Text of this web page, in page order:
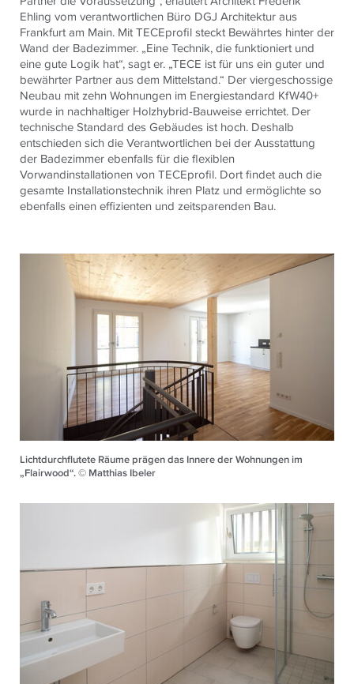
Ehling vom verantwortlichen Büro DGJ Architektur aus
Frankfurt am Main. Mit TECEprofil steckt Bewährtes hinter der
Wand der Badezimmer. „Eine Technik, die funktioniert und
eine gute Logik hat“, sagt er. „TECE ist für uns ein guter und
bewährter Partner aus dem Mittelstand.“ Der viergeschossige
Neubau mit zehn Wohnungen im Energiestandard KfW40+
wurde in nachhaltiger Holzhybrid-Bauweise errichtet. Der
technische Standard des Gebäudes ist hoch. Deshalb
entschieden sich die Verantwortlichen bei der Ausstattung
der Badezimmer ebenfalls für die flexiblen
Vorwandinstallationen von TECEprofil. Dort findet auch die
gesamte Installationstechnik ihren Platz und ermöglichte so
ebenfalls einen effizienten und zeitsparenden Bau.
Lichtdurchflutete Räume prägen das Innere der Wohnungen im
„Flairwood“. © Matthias Ibeler